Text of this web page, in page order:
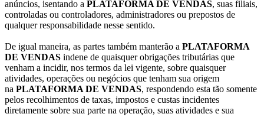
anúncios, isentando a PLATAFORMA DE VENDAS, suas filiais,
controladas ou controladores, administradores ou prepostos de
qualquer responsabilidade nesse sentido.
De igual maneira, as partes também manterão a PLATAFORMA
DE VENDAS indene de quaisquer obrigações tributárias que
venham a incidir, nos termos da lei vigente, sobre quaisquer
atividades, operações ou negócios que tenham sua origem
na PLATAFORMA DE VENDAS, respondendo esta tão somente
pelos recolhimentos de taxas, impostos e custas incidentes
diretamente sobre sua parte na operação, suas atividades e sua